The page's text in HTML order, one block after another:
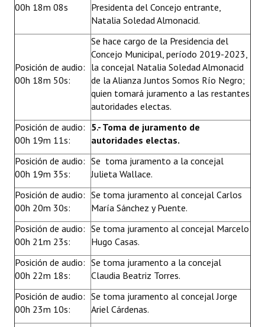
00h 18m 08s
Presidenta del Concejo entrante,
Natalia Soledad Almonacid.
Posición de audio:
00h 18m 50s:
Se hace cargo de la Presidencia del
Concejo Municipal, período 2019-2023,
la concejal Natalia Soledad Almonacid
de la Alianza Juntos Somos Río Negro;
quien tomará juramento a las restantes
autoridades electas.
Posición de audio:
00h 19m 11s:
5.- Toma de juramento de
autoridades electas.
Posición de audio:
00h 19m 35s:
Se toma juramento a la concejal
Julieta Wallace.
Posición de audio:
00h 20m 30s:
Se toma juramento al concejal Carlos
María Sánchez y Puente.
Posición de audio:
00h 21m 23s:
Se toma juramento al concejal Marcelo
Hugo Casas.
Posición de audio:
00h 22m 18s:
Se toma juramento a la concejal
Claudia Beatriz Torres.
Posición de audio:
00h 23m 10s:
Se toma juramento al concejal Jorge
Ariel Cárdenas.